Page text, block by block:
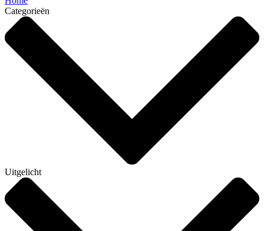
Categorieën
Uitgelicht